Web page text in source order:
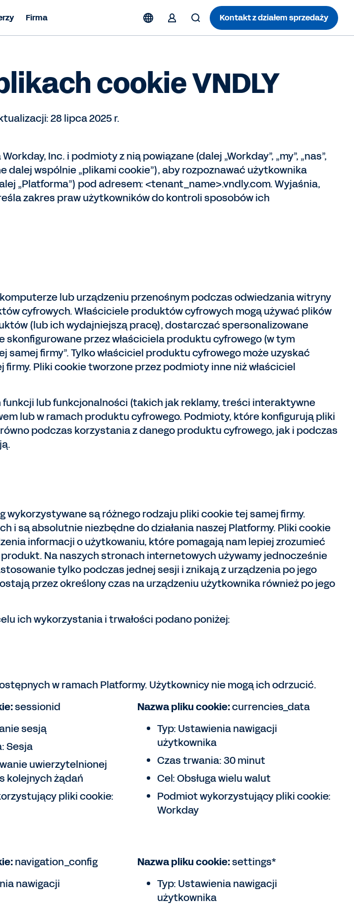
Firma Kontakt z działem sprzedaży
cookie VNDLY
28 lipca 2025 r.
Inc. i podmioty z nią powiązane (dalej „Workday”, „my”, „nas”,
wspólnie „plikami cookie”), aby rozpoznawać użytkownika
„Platforma”) pod adresem: <tenant_name>.vndly.com. Wyjaśnia,
zakres praw użytkowników do kontroli sposobów ich
lub urządzeniu przenośnym podczas odwiedzania witryny
cyfrowych. Właściciele produktów cyfrowych mogą używać plików
(lub ich wydajniejszą pracę), dostarczać spersonalizowane
przez właściciela produktu cyfrowego (w tym
firmy”. Tylko właściciel produktu cyfrowego może uzyskać
Pliki cookie tworzone przez podmioty inne niż właściciel
lub funkcjonalności (takich jak reklamy, treści interaktywne
lub w ramach produktu cyfrowego. Podmioty, które konfigurują pliki
podczas korzystania z danego produktu cyfrowego, jak i podczas
wykorzystywane są różnego rodzaju pliki cookie tej samej firmy.
i są absolutnie niezbędne do działania naszej Platformy. Pliki cookie
informacji o użytkowaniu, które pomagają nam lepiej zrozumieć
Na naszych stronach internetowych używamy jednocześnie
tylko podczas jednej sesji i znikają z urządzenia po jego
przez określony czas na urządzeniu użytkownika również po jego
ich wykorzystania i trwałości podano poniżej:
w ramach Platformy. Użytkownicy nie mogą ich odrzucić.
sessionid
sesją
Sesja
uwierzytelnionej
kolejnych żądań
pliki cookie:
Nazwa pliku cookie:currencies_data
Typ: Ustawienia nawigacji
użytkownika
Czas trwania: 30 minut
Cel: Obsługa wielu walut
Podmiot wykorzystujący pliki cookie:
Workday
navigation_config
nawigacji
Nazwa pliku cookie:settings*
Typ: Ustawienia nawigacji
użytkownika